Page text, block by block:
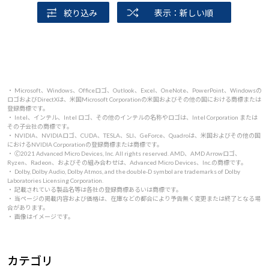
絞り込み 表示：新しい順
・ Microsoft、Windows、Officeロゴ、Outlook、Excel、OneNote、PowerPoint、Windowsの
ロゴおよびDirectXは、米国Microsoft Corporationの米国およびその他の国における商標または
登録商標です。
・ Intel、インテル、Intel ロゴ、その他のインテルの名称やロゴは、Intel Corporation または
その子会社の商標です。
・ NVIDIA、NVIDIAロゴ、CUDA、TESLA、SLI、GeForce、Quadroは、米国およびその他の国
におけるNVIDIA Corporationの登録商標または商標です。
・ 🄫2021 Advanced Micro Devices, Inc. All rights reserved. AMD、AMD Arrowロゴ、
Ryzen、Radeon、およびその組み合わせは、Advanced Micro Devices、Inc.の商標です。
・ Dolby, Dolby Audio, Dolby Atmos, and the double-D symbol are trademarks of Dolby
Laboratories Licensing Corporation.
・ 記載されている製品名等は各社の登録商標あるいは商標です。
・ 当ページの掲載内容および価格は、在庫などの都合により予告無く変更または終了となる場
合があります。
・ 画像はイメージです。
カテゴリ